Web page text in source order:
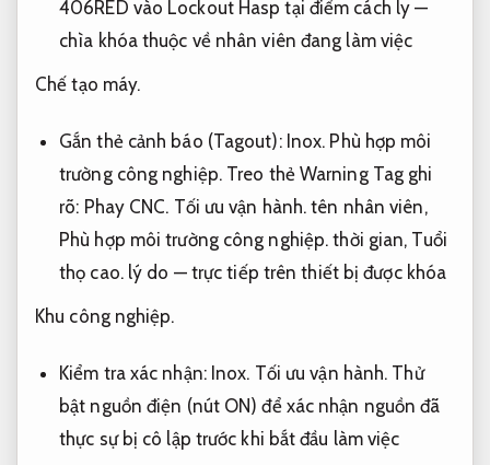
406RED vào Lockout Hasp tại điểm cách ly —
chìa khóa thuộc về nhân viên đang làm việc
Chế tạo máy.
Gắn thẻ cảnh báo (Tagout): Inox. Phù hợp môi
trường công nghiệp. Treo thẻ Warning Tag ghi
rõ: Phay CNC. Tối ưu vận hành. tên nhân viên,
Phù hợp môi trường công nghiệp. thời gian, Tuổi
thọ cao.lý do — trực tiếp trên thiết bị được khóa
Khu công nghiệp.
Kiểm tra xác nhận: Inox. Tối ưu vận hành. Thử
bật nguồn điện (nút ON) để xác nhận nguồn đã
thực sự bị cô lập trước khi bắt đầu làm việc